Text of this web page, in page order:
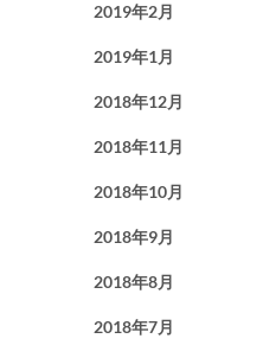
2019年2月
2019年1月
2018年12月
2018年11月
2018年10月
2018年9月
2018年8月
2018年7月